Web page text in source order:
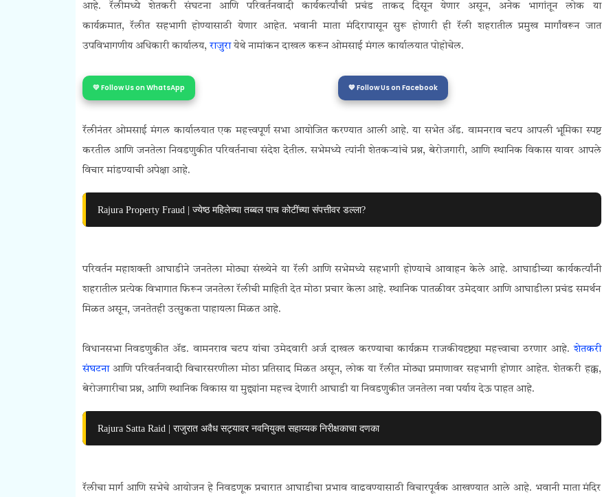
आहे. रॅलीमध्ये शेतकरी संघटना आणि परिवर्तनवादी कार्यकर्त्यांची प्रचंड ताकद दिसून येणार असून, अनेक भागांतून लोक या
कार्यक्रमात,रॅलीतसहभागी होण्यासाठी येणार आहेत. भवानी माता मंदिरापासून सुरू होणारी ही रॅली शहरातील प्रमुख मार्गांवरून जात
उपविभागणीय अधिकारी कार्यालय,राजुरायेथे नामांकन दाखल करून ओमसाई मंगल कार्यालयात पोहोचेल.
💛 Follow Us on WhatsApp 💙 Follow Us on Facebook
रॅलीनंतर ओमसाई मंगल कार्यालयात एक महत्त्वपूर्ण सभा आयोजित करण्यात आली आहे. या सभेत ॲड. वामनराव चटप आपली भूमिका स्पष्ट
करतील आणि जनतेला निवडणुकीत परिवर्तनाचा संदेश देतील. सभेमध्ये त्यांनी शेतकऱ्यांचे प्रश्न, बेरोजगारी, आणि स्थानिक विकास यावर आपले
विचार मांडण्याची अपेक्षा आहे.
Rajura Property Fraud | ज्येष्ठ महिलेच्या तब्बल पाच कोटींच्या संपत्तीवर डल्ला?
परिवर्तन महाशक्ती आघाडीने जनतेला मोठ्या संख्येने या रॅली आणि सभेमध्ये सहभागी होण्याचे आवाहन केले आहे. आघाडीच्या कार्यकर्त्यांनी
शहरातील प्रत्येक विभागात फिरून जनतेला रॅलीची माहिती देत मोठा प्रचार केला आहे. स्थानिक पातळीवर उमेदवार आणि आघाडीला प्रचंड समर्थन
मिळत असून, जनतेतही उत्सुकता पाहायला मिळत आहे.
विधानसभा निवडणुकीत ॲड. वामनराव चटप यांचा उमेदवारी अर्ज दाखल करण्याचा कार्यक्रम राजकीयदृष्ट्या महत्त्वाचा ठरणार आहे.शेतकरी
संघटनाआणि परिवर्तनवादी विचारसरणीला मोठा प्रतिसाद मिळत असून, लोक या रॅलीत मोठ्या प्रमाणावर सहभागी होणार आहेत. शेतकरी हक्क,
बेरोजगारीचा प्रश्न, आणि स्थानिक विकास या मुद्द्यांना महत्त्व देणारी आघाडी या निवडणुकीत जनतेला नवा पर्याय देऊ पाहत आहे.
Rajura Satta Raid | राजुरात अवैध सट्यावर नवनियुक्त सहाय्यक निरीक्षकाचा दणका
रॅलीचा मार्ग आणि सभेचे आयोजन हे निवडणूक प्रचारात आघाडीचा प्रभाव वाढवण्यासाठी विचारपूर्वक आखण्यात आले आहे. भवानी माता मंदिर